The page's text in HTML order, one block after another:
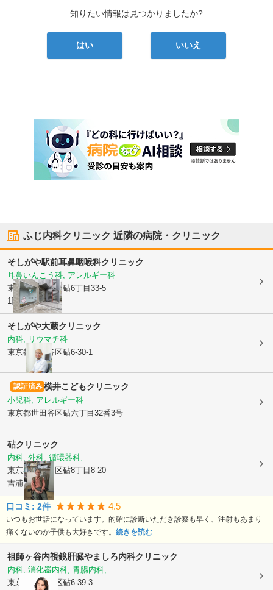
知りたい情報は見つかりましたか?
はい いいえ
ふじ内科クリニック 近隣の病院・クリニック
そしがや駅前耳鼻咽喉科クリニック
耳鼻いんこう科, アレルギー科
東京都世田谷区砧6丁目33-5
1階
そしがや大蔵クリニック
内科, リウマチ科
東京都世田谷区砧6-30-1
認証済み 横井こどもクリニック
小児科, アレルギー科
東京都世田谷区砧六丁目32番3号
砧クリニック
内科, 外科, 循環器科, ...
東京都世田谷区砧8丁目8-20
吉浦ビルII-2F
口コミ: 2件 4.5
いつもお世話になっています。的確に診断いただき診察も早く、注射もあまり
痛くないのか子供も大好きです。 続きを読む
祖師ヶ谷内視鏡肝臓やましろ内科クリニック
内科, 消化器内科, 胃腸内科, ...
東京都世田谷区砧6-39-3